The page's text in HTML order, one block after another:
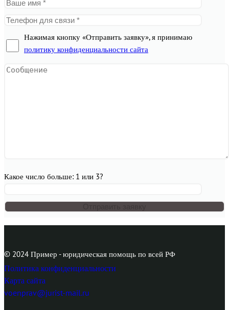
Нажимая кнопку «Отправить заявку», я принимаю
политику конфиденциальности сайта
Какое число больше: 1 или 3?
© 2024 Пример - юридическая помощь по всей РФ
Политика конфиденциальности
Карта сайта
voenprav@jurist-mail.ru